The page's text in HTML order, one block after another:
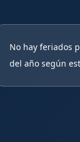
No hay feriados
del año según